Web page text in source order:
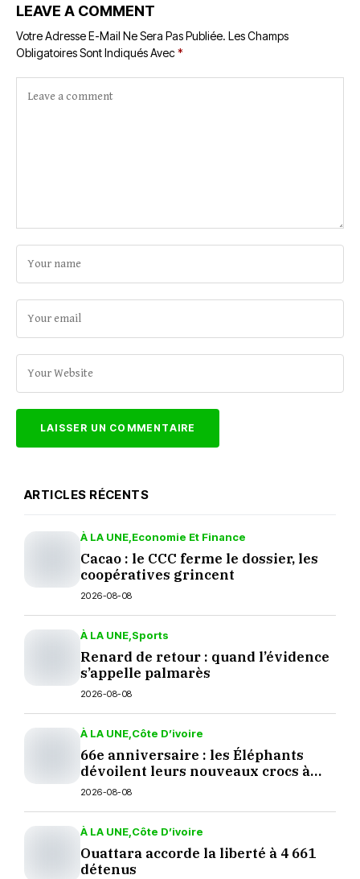
LEAVE A COMMENT
Votre Adresse E-Mail Ne Sera Pas Publiée. Les Champs
Obligatoires Sont Indiqués Avec*
ARTICLES RÉCENTS
À LA UNE Economie Et Finance
Cacao : le CCC ferme le dossier, les
coopératives grincent
2026-08-08
À LA UNE Sports
Renard de retour : quand l’évidence
s’appelle palmarès
2026-08-08
À LA UNE Côte D’ivoire
66e anniversaire : les Éléphants
dévoilent leurs nouveaux crocs à
Yopougon
2026-08-08
À LA UNE Côte D’ivoire
Ouattara accorde la liberté à 4 661
détenus